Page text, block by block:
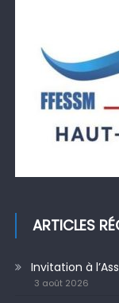
ARTICLES
Invitation à
3 août 2026